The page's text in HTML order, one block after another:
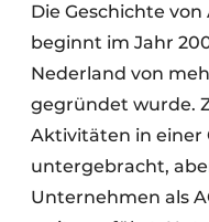
Die Geschichte von
beginnt im Jahr
Nederland von
gegründet wurde.
Aktivitäten in einer
untergebracht,
Unternehmen als